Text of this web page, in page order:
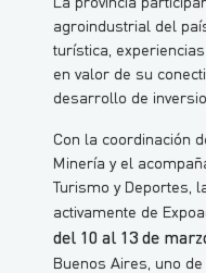
agroindustrial del
turística,
en valor de su
desarrollo de
Con la coordinación
Minería y el
Turismo y Deportes,
activamente de
del 10 al 13 de
Buenos Aires, uno